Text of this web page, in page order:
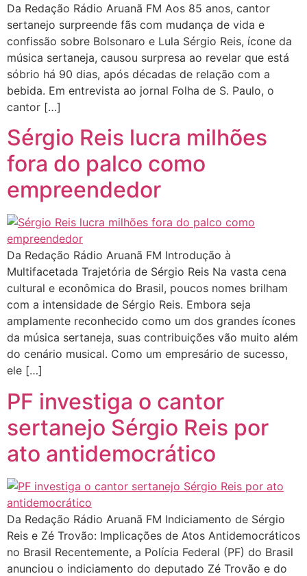
Da Redação Rádio Aruanã FM Aos 85 anos, cantor
sertanejo surpreende fãs com mudança de vida e
confissão sobre Bolsonaro e Lula Sérgio Reis, ícone da
música sertaneja, causou surpresa ao revelar que está
sóbrio há 90 dias, após décadas de relação com a
bebida. Em entrevista ao jornal Folha de S. Paulo, o
cantor […]
Sérgio Reis lucra milhões
fora do palco como
empreendedor
Da Redação Rádio Aruanã FM Introdução à
Multifacetada Trajetória de Sérgio Reis Na vasta cena
cultural e econômica do Brasil, poucos nomes brilham
com a intensidade de Sérgio Reis. Embora seja
amplamente reconhecido como um dos grandes ícones
da música sertaneja, suas contribuições vão muito além
do cenário musical. Como um empresário de sucesso,
ele […]
PF investiga o cantor
sertanejo Sérgio Reis por
ato antidemocrático
Da Redação Rádio Aruanã FM Indiciamento de Sérgio
Reis e Zé Trovão: Implicações de Atos Antidemocráticos
no Brasil Recentemente, a Polícia Federal (PF) do Brasil
anunciou o indiciamento do deputado Zé Trovão e do